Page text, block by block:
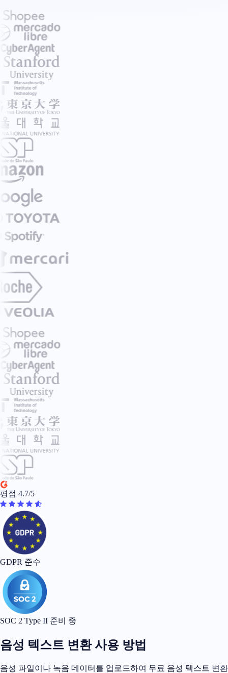
평점 4.7/5
GDPR 준수
SOC 2 Type II 준비 중
음성 텍스트 변환 사용 방법
음성 파일이나 녹음 데이터를 업로드하여 무료 음성 텍스트 변환